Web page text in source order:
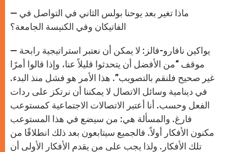
— ماذا تغير بعد يوحنا بولس الثاني في التواصل في
الفاتيكان وفي الكنيسة الجامعة؟
— يواكين نافارو-فالز: لا يمكن أن نعتبر استراتيجية رابحة
موقف “من الأفضل أن يتحدثوا قليلاً عنا، وإذا قالوا أمرًا
غير صحيح فلنقم بالتصويب”. هذا الأمر هو فشل منذ البدء.
في دينامية وسائل الاتصال لا يمكننا أن نرتكز على ردات
الفعل وحسب. أنا أعتبر الاتصالات الاجتماعية كمستوعب
فارغ. والمسألة هي: من سيضع في هذا المستوعب
مكنون الأفكار أولاً. فالجميع سيتابعون بعد ذلك انطلاقًا من
تلك الأفكار. ولذا يجب على من يقدم الأفكار الأولى أن